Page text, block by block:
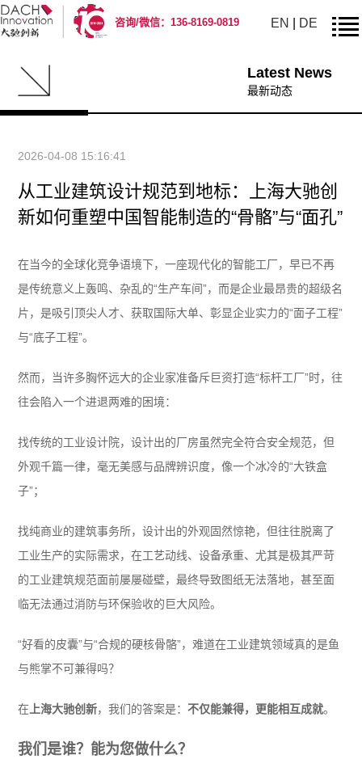
咨询/微信：136-8169-0819 EN DE
Latest News
最新动态
2026-04-08 15:16:41
从工业建筑设计规范到地标：上海大驰创
新如何重塑中国智能制造的“骨骼”与“面孔”
在当今的全球化竞争语境下，一座现代化的智能工厂，早已不再
是传统意义上轰鸣、杂乱的“生产车间”，而是企业最昂贵的超级名
片，是吸引顶尖人才、获取国际大单、彰显企业实力的“面子工程”
与“底子工程”。
然而，当许多胸怀远大的企业家准备斥巨资打造“标杆工厂”时，往
往会陷入一个进退两难的困境：
找传统的工业设计院，设计出的厂房虽然完全符合安全规范，但
外观千篇一律，毫无美感与品牌辨识度，像一个冰冷的“大铁盒
子”；
找纯商业的建筑事务所，设计出的外观固然惊艳，但往往脱离了
工业生产的实际需求，在工艺动线、设备承重、尤其是极其严苛
的工业建筑规范面前屡屡碰壁，最终导致图纸无法落地，甚至面
临无法通过消防与环保验收的巨大风险。
“好看的皮囊”与“合规的硬核骨骼”，难道在工业建筑领域真的是鱼
与熊掌不可兼得吗？
在 上海大驰创新，我们的答案是：不仅能兼得，更能相互成就。
我们是谁？能为您做什么？